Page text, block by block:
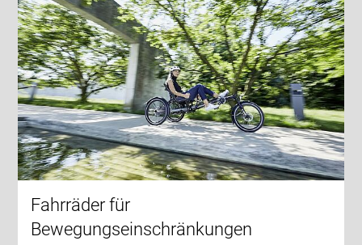
Fahrräder für
Bewegungseinschränkungen